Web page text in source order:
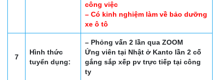
công việc
– Có kinh nghiệm làm về bảo dưỡng
xe ô tô
7
Hình thức
tuyển dụng:
– Phỏng vấn 2 lần qua ZOOM
Ứng viên tại Nhật ở Kanto lần 2 cố
gắng sắp xếp pv trực tiếp tại công
ty